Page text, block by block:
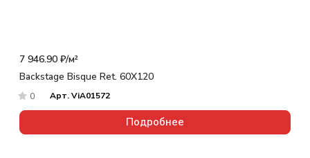
7 946.90 ₽/м²
Backstage Bisque Ret. 60X120
0 Арт.ViA01572
Подробнее